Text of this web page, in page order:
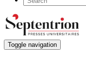
Toggle navigation